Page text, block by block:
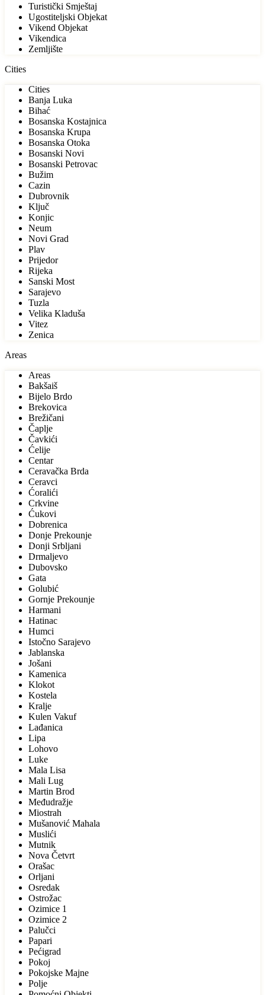
Turistički Smještaj
Ugostiteljski Objekat
Vikend Objekat
Vikendica
Zemljište
Cities
Cities
Banja Luka
Bihać
Bosanska Kostajnica
Bosanska Krupa
Bosanska Otoka
Bosanski Novi
Bosanski Petrovac
Bužim
Cazin
Dubrovnik
Ključ
Konjic
Neum
Novi Grad
Plav
Prijedor
Rijeka
Sanski Most
Sarajevo
Tuzla
Velika Kladuša
Vitez
Zenica
Areas
Areas
Bakšaiš
Bijelo Brdo
Brekovica
Brežičani
Čaplje
Čavkići
Ćelije
Centar
Ceravačka Brda
Ceravci
Ćoralići
Crkvine
Ćukovi
Dobrenica
Donje Prekounje
Donji Srbljani
Drmaljevo
Dubovsko
Gata
Golubić
Gornje Prekounje
Harmani
Hatinac
Humci
Istočno Sarajevo
Jablanska
Jošani
Kamenica
Klokot
Kostela
Kralje
Kulen Vakuf
Lađanica
Lipa
Lohovo
Luke
Mala Lisa
Mali Lug
Martin Brod
Međudražje
Miostrah
Mušanović Mahala
Muslići
Mutnik
Nova Četvrt
Orašac
Orljani
Osredak
Ostrožac
Ozimice 1
Ozimice 2
Palučci
Papari
Pećigrad
Pokoj
Pokojske Majne
Polje